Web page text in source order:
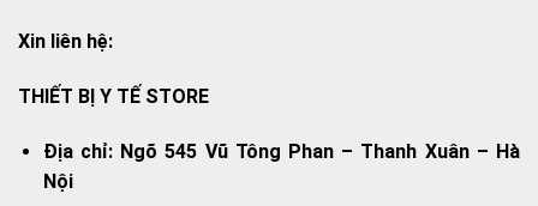
Xin liên hệ:
THIẾT BỊ Y TẾ STORE
Địa chỉ: Ngõ 545 Vũ Tông Phan – Thanh Xuân – Hà
Nội